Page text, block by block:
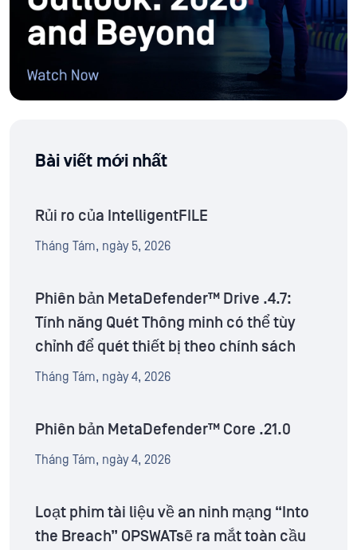
Bài viết mới nhất
Rủi ro của IntelligentFILE
Tháng Tám, ngày 5, 2026
Phiên bản MetaDefender™ Drive .4.7:
Tính năng Quét Thông minh có thể tùy
chỉnh để quét thiết bị theo chính sách
Tháng Tám, ngày 4, 2026
Phiên bản MetaDefender™ Core .21.0
Tháng Tám, ngày 4, 2026
Loạt phim tài liệu về an ninh mạng “Into
the Breach” OPSWATsẽ ra mắt toàn cầu